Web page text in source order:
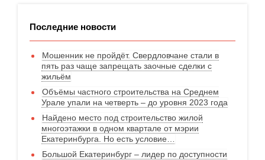
Последние новости
Мошенник не пройдёт. Свердловчане стали в
пять раз чаще запрещать заочные сделки с
жильём
Объёмы частного строительства на Среднем
Урале упали на четверть – до уровня 2023 года
Найдено место под строительство жилой
многоэтажки в одном квартале от мэрии
Екатеринбурга. Но есть условие…
Большой Екатеринбург – лидер по доступности